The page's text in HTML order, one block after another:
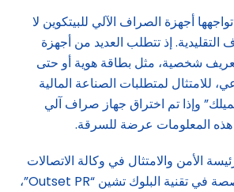
أجهزة الصراف الآلي للبيتكوين لا
التقليدية. إذ تتطلب العديد من أجهزة
شخصية، مثل بطاقة هوية أو حتى
للامتثال لمتطلبات الصناعة المالية
وإذا تم اختراق جهاز صراف آلي
هذه المعلومات عرضة للسرقة.
الأمن والامتثال في وكالة الاتصالات
والاستشارات المتخصصة في تقنية البلوك تشين “Outset PR”،